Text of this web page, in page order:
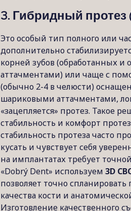
3. Гибридный
Это особый тип полного или
дополнительно
корней зубов (обработанных
аттачментами) или чаще с
(обычно 2-4 в челюсти)
шариковыми аттачментами,
«зацепляется» протез. Такое
стабильность и комфорт
стабильность протеза часто
кусать и чувствует себя
на имплантатах требует
«Dobrý Dent» используем 3D
позволяет точно
качества кости и
Изготовление качественного